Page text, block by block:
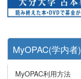
MyOPAC(学内者)
MyOPAC利用方法